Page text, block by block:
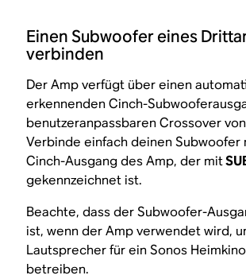
Einen Subwoofer eines
verbinden
Der Amp verfügt über einen
erkennenden Cinch-
benutzeranpassbaren Crossover
Verbinde einfach deinen Subwoofer
Cinch-Ausgang des Amp, der mit
gekennzeichnet ist.
Beachte, dass der Subwoofer-
ist, wenn der Amp verwendet wird,
Lautsprecher für ein Sonos
betreiben.